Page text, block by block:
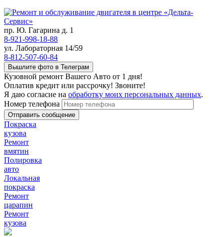
пр. Ю. Гагарина д. 1
8-921-998-18-88
ул. Лабораторная 14/59
8-812-507-60-84
Вышлите фото в Телеграм
Кузовной ремонт Вашего Авто от 1 дня!
Оплатив кредит или рассрочку! Звоните!
Я даю согласие на обработку моих персональных данных.
Номер телефона
Покраска
кузова
Ремонт
вмятин
Полировка
авто
Локальная
покраска
Ремонт
царапин
Ремонт
кузова